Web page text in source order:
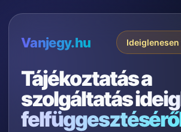
Vanjegy.hu
Tájékoztatás a
szolgáltatás